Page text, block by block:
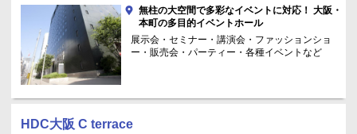
無柱の大空間で多彩なイベントに対応！ 大阪・
本町の多目的イベントホール
展示会・セミナー・講演会・ファッションショ
ー・販売会・パーティー・各種イベントなど
HDC大阪 C terrace